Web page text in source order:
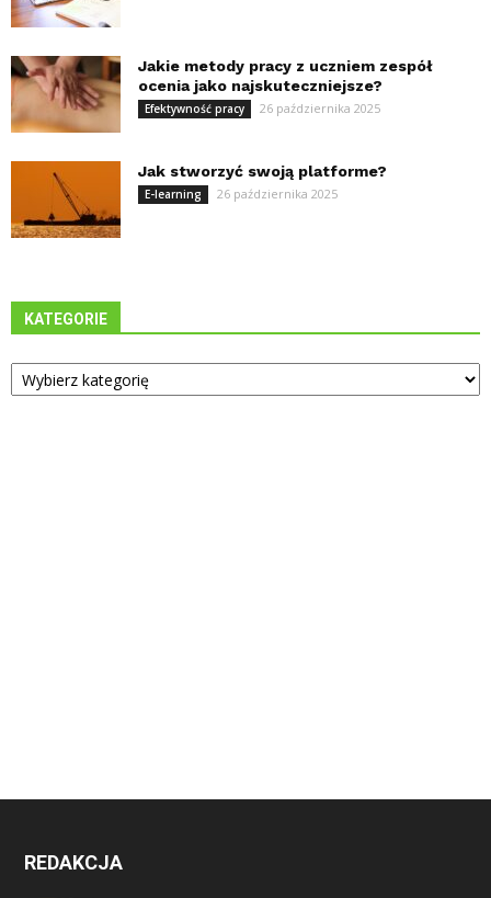
Jakie metody pracy z uczniem zespół
ocenia jako najskuteczniejsze?
Efektywność pracy 26 października 2025
Jak stworzyć swoją platforme?
E-learning 26 października 2025
KATEGORIE
Kategorie
REDAKCJA